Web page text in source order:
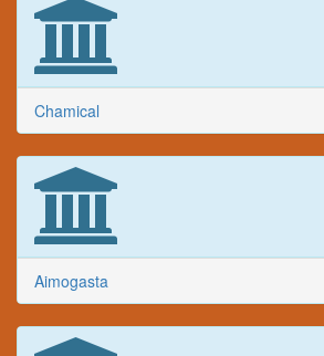
Chamical
Aimogasta